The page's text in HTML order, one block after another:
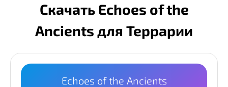
Скачать Echoes of the
Ancients для Террарии
Echoes of the Ancients